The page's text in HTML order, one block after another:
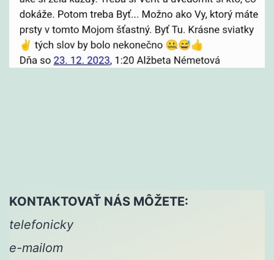
KONTAKTOVAŤ NÁS MÔŽETE:
telefonicky
e-mailom